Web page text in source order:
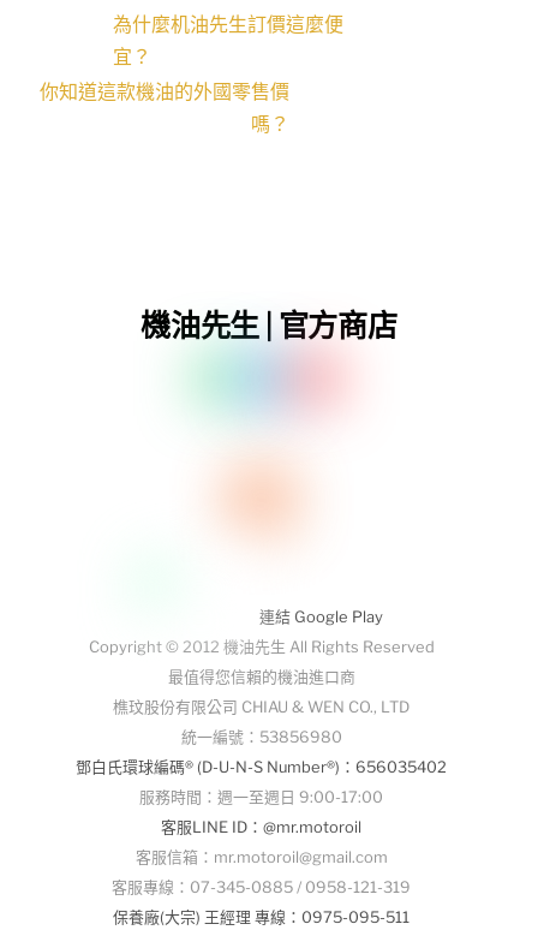
還是【性能紅】等
級的TOTAL
PETROLUB SE
的故事
為什麼机油先生訂價這麼便
宜？
你知道這款機油的外國零售價
嗎？
機油先生 | 官方商店
連結 Google Play
Copyright © 2012 機油先生 All Rights Reserved
最值得您信賴的機油進口商
樵玟股份有限公司 CHIAU & WEN CO., LTD
統一編號：53856980
鄧白氏環球編碼® (D-U-N-S Number®)：656035402
服務時間：週一至週日 9:00-17:00
客服LINE ID：@mr.motoroil
客服信箱：mr.motoroil@gmail.com
客服專線：07-345-0885 / 0958-121-319
保養廠(大宗) 王經理 專線：0975-095-511